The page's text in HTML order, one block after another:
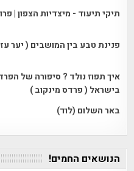
תיקי תיעוד - מיצדיות הצפון |
פנינת טבע בין המושבים ( יער
איך תפוז נולד ? סיפורה של
בישראל ( פרדס מינקוב )
באר השלום (לוד)
הנושאים החמים!